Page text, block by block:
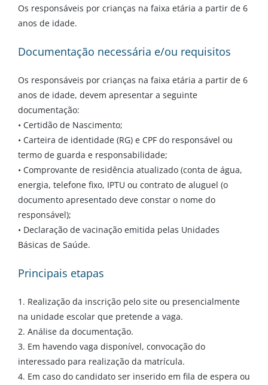
Os responsáveis por crianças na faixa etária a partir de 6
anos de idade.
Documentação necessária e/ou requisitos
Os responsáveis por crianças na faixa etária a partir de 6
anos de idade, devem apresentar a seguinte
documentação:
• Certidão de Nascimento;
• Carteira de identidade (RG) e CPF do responsável ou
termo de guarda e responsabilidade;
• Comprovante de residência atualizado (conta de água,
energia, telefone fixo, IPTU ou contrato de aluguel (o
documento apresentado deve constar o nome do
responsável);
• Declaração de vacinação emitida pelas Unidades
Básicas de Saúde.
Principais etapas
1. Realização da inscrição pelo site ou presencialmente
na unidade escolar que pretende a vaga.
2. Análise da documentação.
3. Em havendo vaga disponível, convocação do
interessado para realização da matrícula.
4. Em caso do candidato ser inserido em fila de espera ou